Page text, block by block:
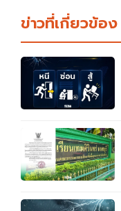
ข่าวที่เกี่ยวข้อง